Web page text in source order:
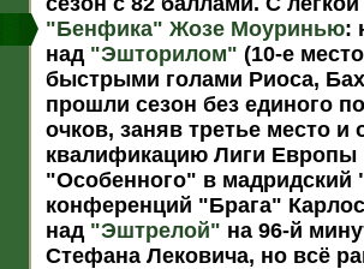
"Бенфика" Жозе Моуринью:
над "Эшторилом" (10-е
быстрыми голами Риоса,
прошли сезон без единого
очков, заняв третье место
квалификацию Лиги
"Особенного" в мадридский
конференций "Брага"
над "Эштрелой" на 96-й
Стефана Лековича, но всё